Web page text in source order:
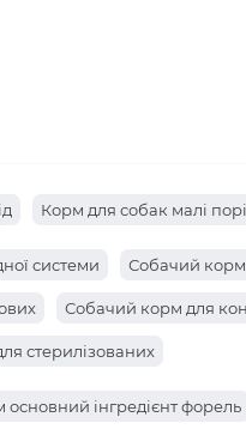
Корм для собак малі
системи Собачий корм
Собачий корм для
стерилізованих
інгредієнт форель